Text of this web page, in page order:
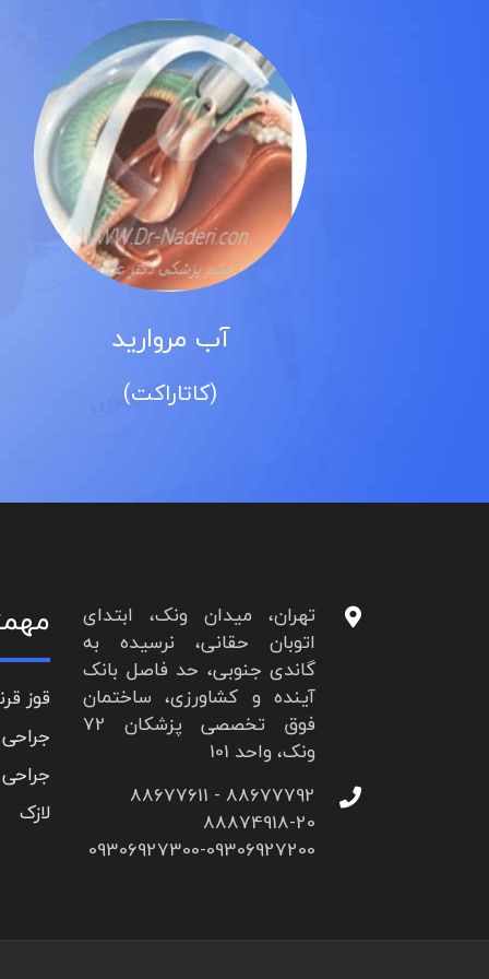
آب مروارید
(کاتاراکت)
تهران، میدان ونک، ابتدای
اتوبان حقانی، نرسیده به
گاندی جنوبی، حد فاصل بانک
آینده و کشاورزی، ساختمان
فوق تخصصی پزشکان 72
ونک، واحد 101
88677792 - 88677611
88874918-20
09306927300-09306927200
قوز
لازک